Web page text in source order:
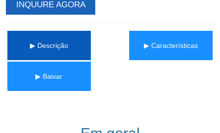
INQUURE AGORA
▶ Descrição ▶ Características
▶ Baixar